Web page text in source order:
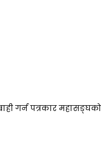
गर्न पत्रकार